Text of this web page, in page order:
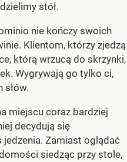
stół.
nie kończy swoich
Klientom, którzy zjedzą
którą wrzucą do skrzynki,
Wygrywają go tylko ci,
słów.
miejscu coraz bardziej
decydują się
jedzenia. Zamiast oglądać
siedząc przy stole,